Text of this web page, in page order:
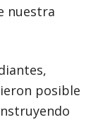
nuestra
posible